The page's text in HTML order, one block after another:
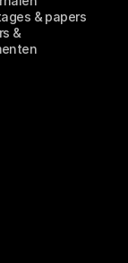
& papers
&